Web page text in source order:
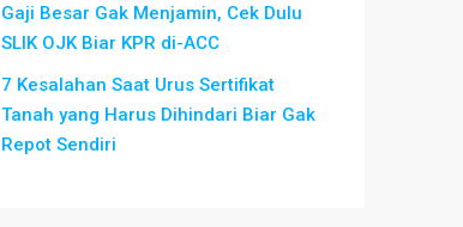
Gaji Besar Gak Menjamin, Cek Dulu
SLIK OJK Biar KPR di-ACC
7 Kesalahan Saat Urus Sertifikat
Tanah yang Harus Dihindari Biar Gak
Repot Sendiri